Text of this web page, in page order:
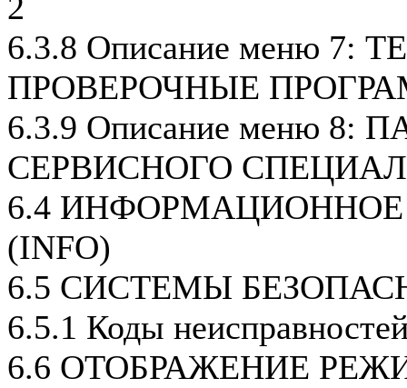
6.3.8 Описание меню 7:
ПРОВЕРОЧНЫЕ
6.3.9 Описание меню 8:
СЕРВИСНОГО
6.4
(INFO)
6.5 СИСТЕМЫ
6.5.1 Коды
6.6 ОТОБРАЖЕНИЕ